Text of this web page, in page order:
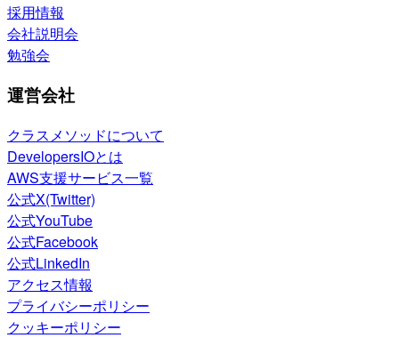
採用情報
会社説明会
勉強会
運営会社
クラスメソッドについて
DevelopersIOとは
AWS支援サービス一覧
公式X(Twitter)
公式YouTube
公式Facebook
公式LinkedIn
アクセス情報
プライバシーポリシー
クッキーポリシー